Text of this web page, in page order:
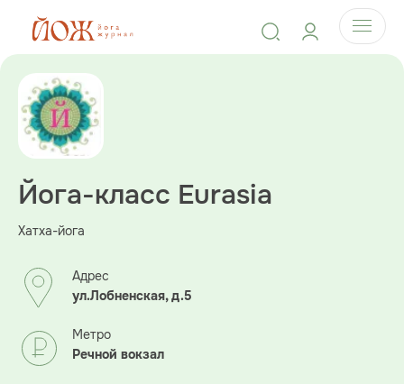
Йога-класс Eurasia
Хатха-йога
Адрес
ул.Лобненская, д.5
Метро
Речной вокзал